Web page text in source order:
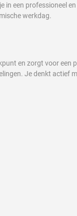
in een professioneel
werkdag.
en zorgt voor een
Je denkt actief